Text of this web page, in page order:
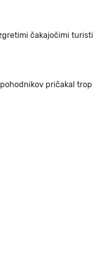
čakajočimi turisti
pričakal trop